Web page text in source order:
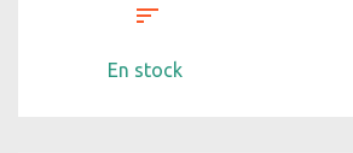
En stock